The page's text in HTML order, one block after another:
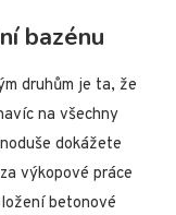
bazénu
druhům je ta, že
na všechny
dokážete
výkopové práce
betonové